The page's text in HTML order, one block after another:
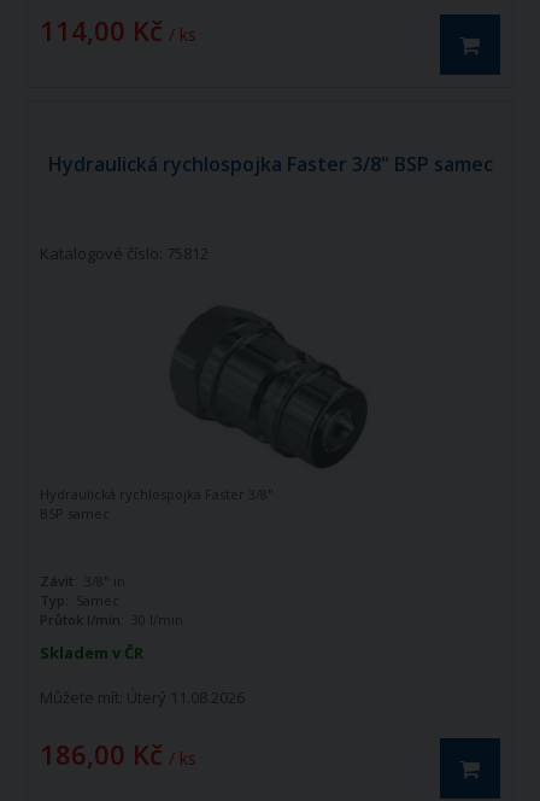
114,00 Kč / ks
Hydraulická rychlospojka Faster 3/8" BSP samec
Katalogové číslo: 75812
Skladem v ČR
Můžete mít: Úterý 11.08.2026
186,00 Kč / ks
Hydraulická rychlospojka Faster 3/8"
BSP samec
Závit:
3/8" in
Typ:
Samec
Průtok l/min:
30 l/min